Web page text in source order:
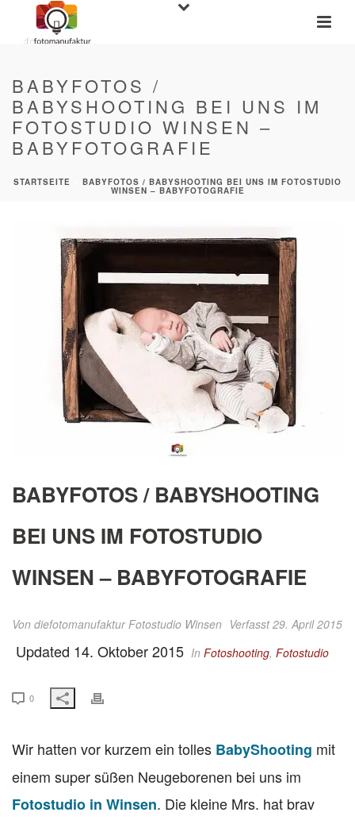
BABYFOTOS /
BABYSHOOTING BEI UNS IM
FOTOSTUDIO WINSEN –
BABYFOTOGRAFIE
STARTSEITE BABYFOTOS / BABYSHOOTING BEI UNS IM FOTOSTUDIO
WINSEN – BABYFOTOGRAFIE
BABYFOTOS / BABYSHOOTING
BEI UNS IM FOTOSTUDIO
WINSEN – BABYFOTOGRAFIE
Von diefotomanufaktur Fotostudio Winsen Verfasst 29. April 2015
Updated 14. Oktober 2015 In Fotoshooting, Fotostudio
0
Wir hatten vor kurzem ein tolles BabyShooting mit
einem super süßen Neugeborenen bei uns im
Fotostudio in Winsen. Die kleine Mrs. hat brav